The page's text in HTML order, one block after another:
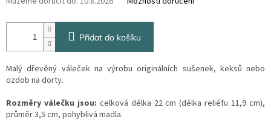
Přidat do košíku
Malý dřevěný váleček na výrobu originálních sušenek, keksů nebo
ozdob na dorty.
Rozměry válečku jsou: celková délka 22 cm (délka reliéfu 11,9 cm),
průměr 3,5 cm, pohyblivá madla.